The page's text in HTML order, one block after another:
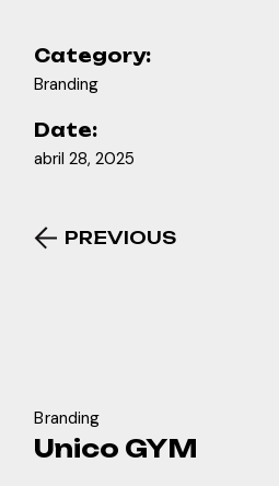
Category:
Branding
Date:
abril 28, 2025
PREVIOUS
Branding
Unico GYM